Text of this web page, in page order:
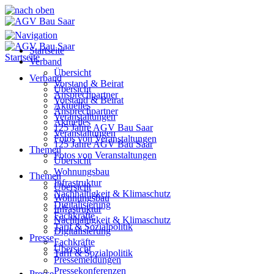
Startseite
Verband
Übersicht
Vorstand & Beirat
Ansprechpartner
Aktuelles
Veranstaltungen
125 Jahre AGV Bau Saar
Fotos von Veranstaltungen
Themen
Übersicht
Wohnungsbau
Infrastruktur
Nachhaltigkeit & Klimaschutz
Digitalisierung
Fachkräfte
Tarif & Sozialpolitik
Presse
Übersicht
Pressemeldungen
Pressekonferenzen
Startseite
Verband
Übersicht
Vorstand & Beirat
Ansprechpartner
Aktuelles
Veranstaltungen
125 Jahre AGV Bau Saar
Fotos von Veranstaltungen
Themen
Übersicht
Wohnungsbau
Infrastruktur
Nachhaltigkeit & Klimaschutz
Digitalisierung
Fachkräfte
Tarif & Sozialpolitik